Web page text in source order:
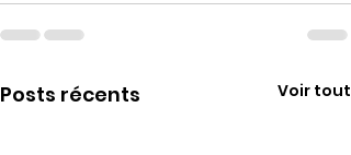
Posts récents Voir tout